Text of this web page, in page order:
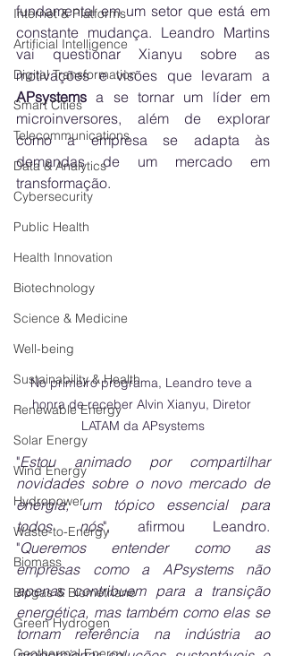
Internet & Platforms
Artificial Intelligence
Digital Transformation
Smart Cities
Telecommunications
Data & Analytics
Cybersecurity
Public Health
Health Innovation
Biotechnology
Science & Medicine
Well-being
Sustainability & Health
Renewable Energy
Solar Energy
Wind Energy
Hydropower
Waste-to-Energy
Biomass
Biogas & Biomethane
Green Hydrogen
fundamental em um setor que está em
constante mudança. Leandro Martins
vai questionar Xianyu sobre as
APsystems a se tornar um líder em
microinversores, além de explorar
como a empresa se adapta às
demandas de um mercado em
transformação.
No primeiro programa, Leandro teve a
honra de receber Alvin Xianyu, Diretor
LATAM da APsystems
"Estou animado por compartilhar
novidades sobre o novo mercado de
energia, um tópico essencial para
todos nós", afirmou Leandro.
"Queremos entender como as
empresas como a APsystems não
apenas contribuem para a transição
energética, mas também como elas se
tornam referência na indústria ao